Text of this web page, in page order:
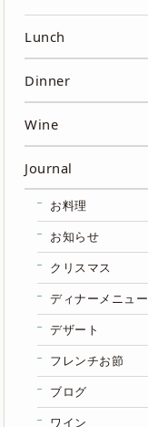
Lunch
Dinner
Wine
Journal
お料理
お知らせ
クリスマス
ディナーメニュー
デザート
フレンチお節
ブログ
ワイン